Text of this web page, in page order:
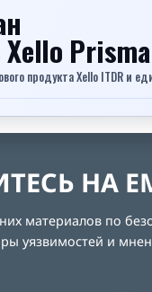
Xello
продукта Xello ITDR и
НА
материалов по
уязвимостей и